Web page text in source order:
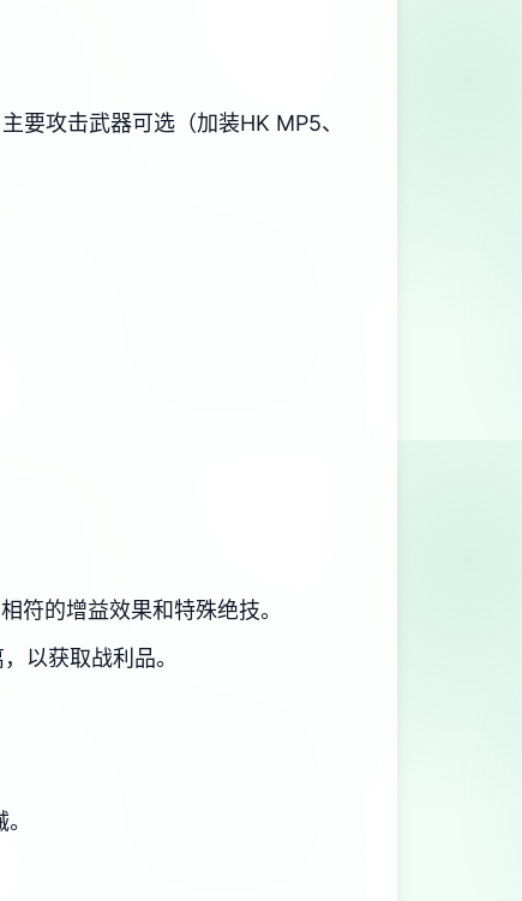
要攻击武器可选（加装HK MP5、
符的增益效果和特殊绝技。
以获取战利品。